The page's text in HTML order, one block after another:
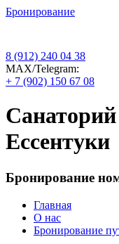
Бронирование
8 (912) 240 04 38
МАХ/Telegram:
+ 7 (902) 150 67 08
Санаторий
Ессентуки
Бронирование
Главная
О нас
Бронирование